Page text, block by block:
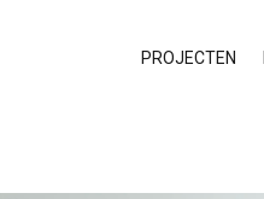
PROJECTEN